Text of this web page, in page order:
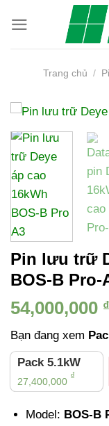
qua
nội
Trang chủ /
Pin lưu trữ
BOS-B Pro-
54,000,000 ₫
Bạn đang xem
Pack 5.1kW
27,400,000
₫
Model: BOS-B